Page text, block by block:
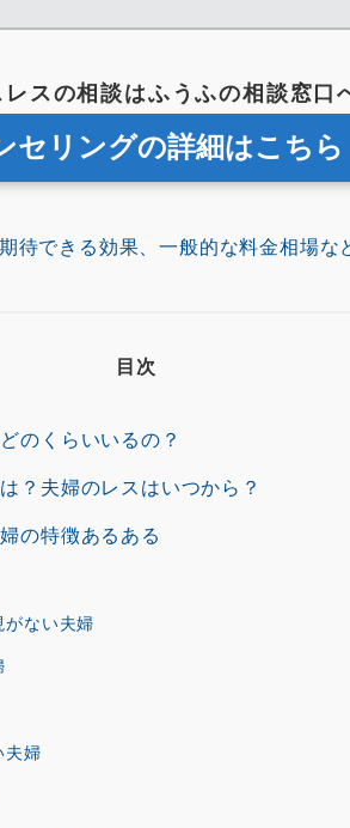
レスの相談はふうふの相談窓口
セリングの詳細はこちら
待できる効果、一般的な料金相場な
目次
のくらいいるの？
？夫婦のレスはいつから？
の特徴あるある
がない夫婦
夫婦